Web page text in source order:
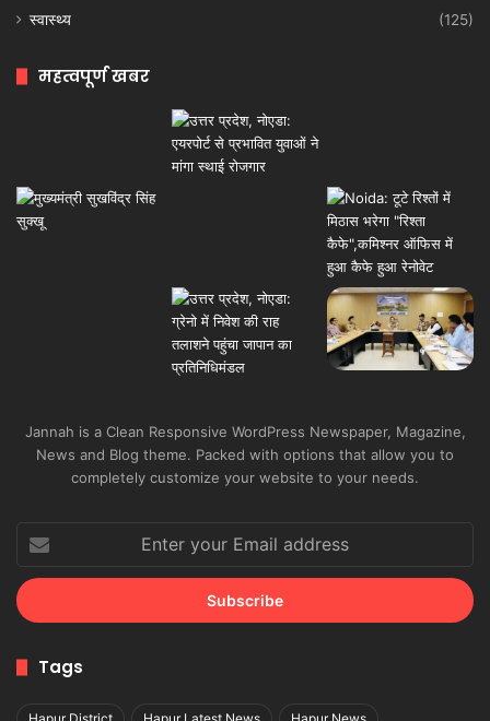
स्वास्थ्य
(125)
महत्वपूर्ण खबर
Jannah is a Clean Responsive WordPress Newspaper, Magazine,
News and Blog theme. Packed with options that allow you to
completely customize your website to your needs.
your
Email
address
Tags